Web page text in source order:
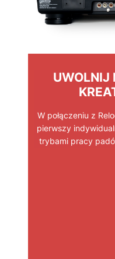
UWOLNIJ
W połączeniu z
pierwszy
trybami pracy